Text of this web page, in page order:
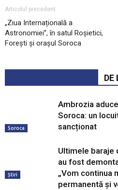
Articolul precedent
„Ziua Internațională a
Astronomiei”, în satul Roșietici,
Forești și orașul Soroca
DE
Soroca
Ambrozia
Soroca: un
sancționat
Știri
Ultimele baraje
au fost
„Vom continua
permanentă și